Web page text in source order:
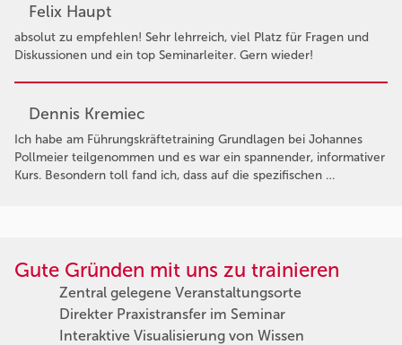
Felix Haupt
absolut zu empfehlen! Sehr lehrreich, viel Platz für Fragen und
Diskussionen und ein top Seminarleiter. Gern wieder!
Dennis Kremiec
Ich habe am Führungskräftetraining Grundlagen bei Johannes
Pollmeier teilgenommen und es war ein spannender, informativer
Kurs. Besondern toll fand ich, dass auf die spezifischen …
Gute Gründen mit uns zu trainieren
Zentral gelegene Veranstaltungsorte
Direkter Praxistransfer im Seminar
Interaktive Visualisierung von Wissen